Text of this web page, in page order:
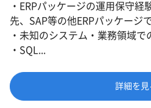
・ERPパッケージの運用保守経
先、SAP等の他ERPパッケージ
・未知のシステム・業務領域
・SQL...
詳細を見